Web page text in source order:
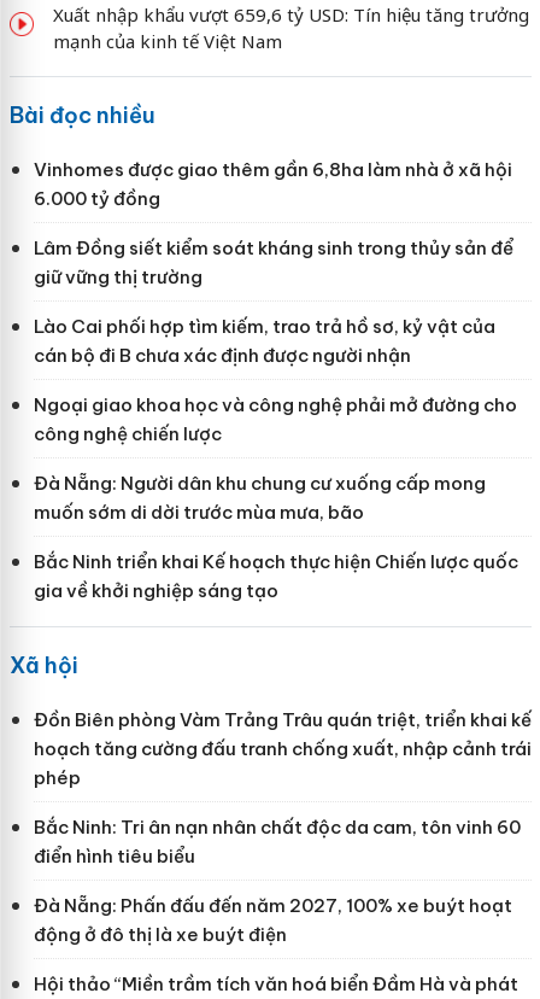
Xuất nhập khẩu vượt 659,6 tỷ USD: Tín hiệu tăng trưởng
mạnh của kinh tế Việt Nam
Bài đọc nhiều
Vinhomes được giao thêm gần 6,8ha làm nhà ở xã hội
6.000 tỷ đồng
Lâm Đồng siết kiểm soát kháng sinh trong thủy sản để
giữ vững thị trường
Lào Cai phối hợp tìm kiếm, trao trả hồ sơ, kỷ vật của
cán bộ đi B chưa xác định được người nhận
Ngoại giao khoa học và công nghệ phải mở đường cho
công nghệ chiến lược
Đà Nẵng: Người dân khu chung cư xuống cấp mong
muốn sớm di dời trước mùa mưa, bão
Bắc Ninh triển khai Kế hoạch thực hiện Chiến lược quốc
gia về khởi nghiệp sáng tạo
Xã hội
Đồn Biên phòng Vàm Trảng Trâu quán triệt, triển khai kế
hoạch tăng cường đấu tranh chống xuất, nhập cảnh trái
phép
Bắc Ninh: Tri ân nạn nhân chất độc da cam, tôn vinh 60
điển hình tiêu biểu
Đà Nẵng: Phấn đấu đến năm 2027, 100% xe buýt hoạt
động ở đô thị là xe buýt điện
Hội thảo “Miền trầm tích văn hoá biển Đầm Hà và phát